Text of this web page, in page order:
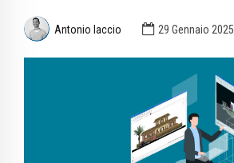
Antonio Iaccio 29 Gennaio 2025